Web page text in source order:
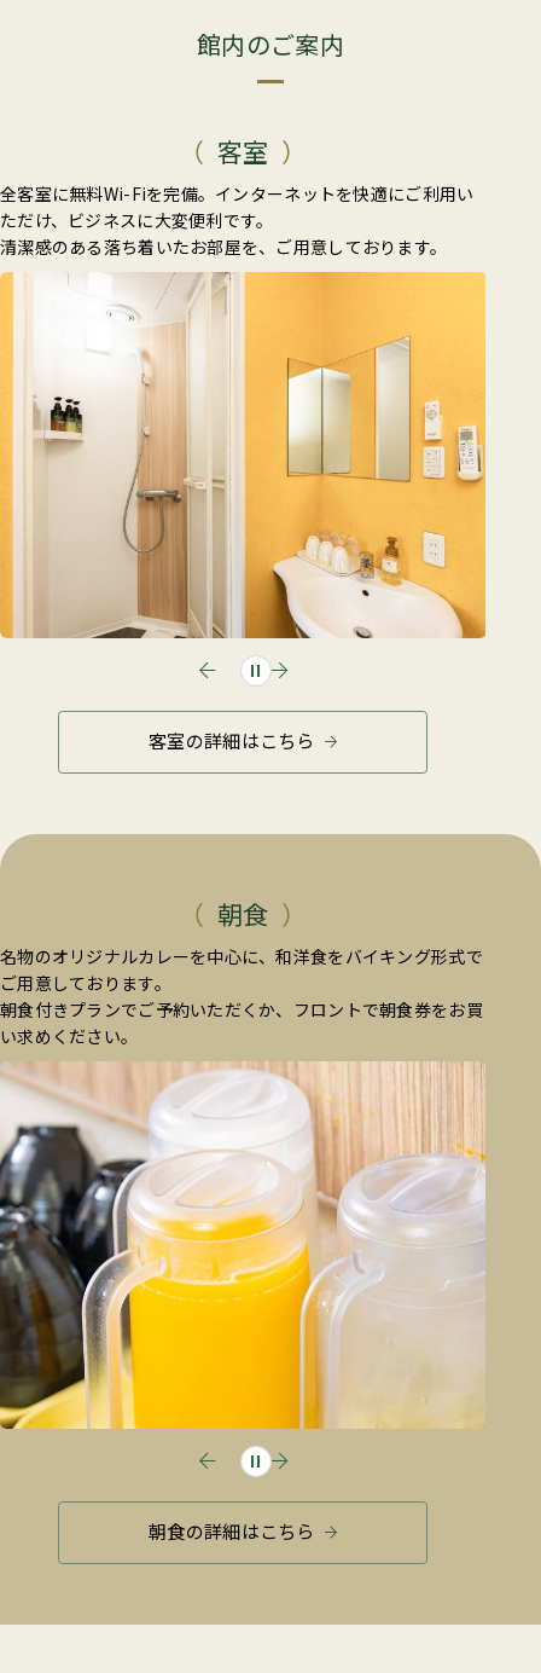
館内のご案内
客室
全客室に無料Wi-Fiを完備。インターネットを快適にご利用い
ただけ、ビジネスに大変便利です。
清潔感のある落ち着いたお部屋を、ご用意しております。
客室の詳細はこちら
朝食
名物のオリジナルカレーを中心に、和洋食をバイキング形式で
ご用意しております。
朝食付きプランでご予約いただくか、フロントで朝食券をお買
い求めください。
朝食の詳細はこちら